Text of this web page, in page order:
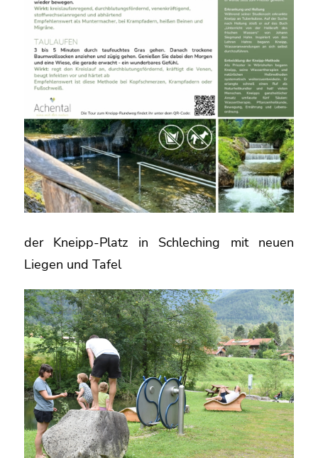
der Kneipp-Platz in Schleching mit neuen
Liegen und Tafel